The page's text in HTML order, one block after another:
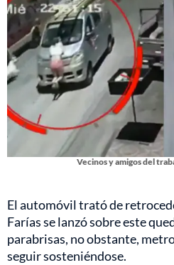
Vecinos y amigos del
El automóvil trató de
Farías se lanzó sobre este
parabrisas, no obstante,
seguir sosteniéndose.